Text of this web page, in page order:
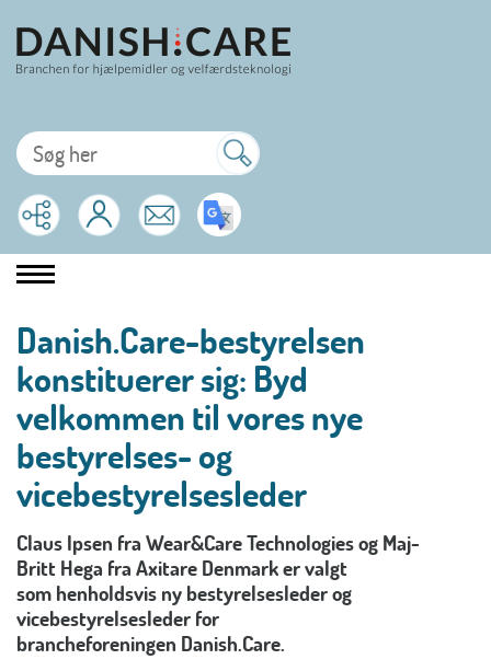
Danish.Care-bestyrelsen
konstituerer sig: Byd
velkommen til vores nye
bestyrelses- og
vicebestyrelsesleder
Claus Ipsen fra Wear&Care Technologies og Maj-
Britt Hega fra Axitare Denmark er valgt
som henholdsvis ny bestyrelsesleder og
vicebestyrelsesleder for
brancheforeningen Danish.Care.